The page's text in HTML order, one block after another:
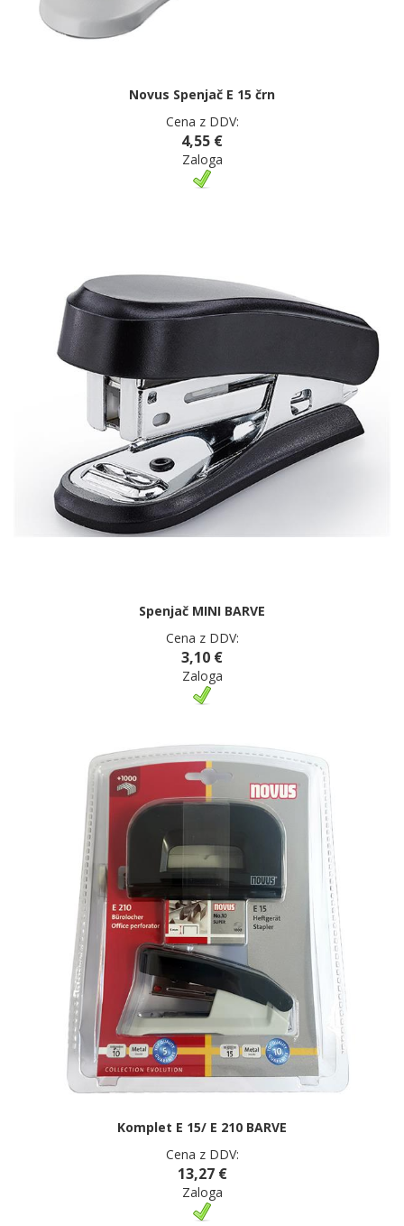
Novus Spenjač E 15 črn
Cena z DDV:
4,55 €
Zaloga
Spenjač MINI BARVE
Cena z DDV:
3,10 €
Zaloga
Komplet E 15/ E 210 BARVE
Cena z DDV:
13,27 €
Zaloga